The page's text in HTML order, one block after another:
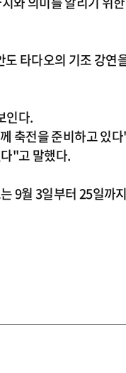
타다오의 기조 강
인다.
축전을 준비하고 있
"고 말했다.
9월 3일부터 25일까